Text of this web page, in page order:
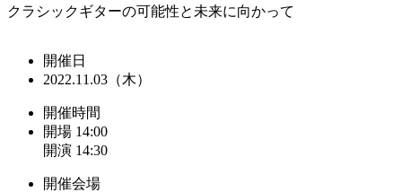
クラシックギターの可能性と未来に向かって
開催日
2022.11.03（木）
開催時間
開場 14:00
開演 14:30
開催会場